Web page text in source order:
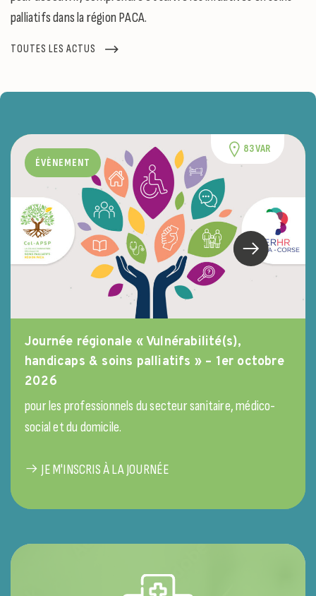
palliatifs dans la région PACA.
TOUTES LES ACTUS
ÉVÈNEMENT
83 VAR
Journée régionale « Vulnérabilité(s),
handicaps & soins palliatifs » – 1er octobre
2026
pour les professionnels du secteur sanitaire, médico-
social et du domicile.
JE M'INSCRIS À LA JOURNÉE